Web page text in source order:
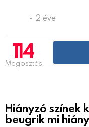
2 éve
114
Megosztás
Hiányzó színek
beugrik mi